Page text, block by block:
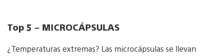
Top 5 – MICROCÁPSULAS
¿Temperaturas extremas? Las microcápsulas se llevan